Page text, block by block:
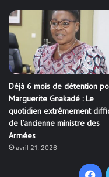
Déjà 6 mois de détention
Marguerite Gnakadé : Le
quotidien extrêmement
de l’ancienne ministre des
Armées
avril 21, 2026